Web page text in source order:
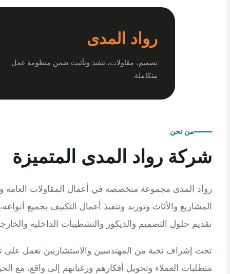
رواد المدى
تصميم، مقاولات، تنفيذ وتأثيث ضمن منظومة عمل
من نحن
رواد المدى المتميزة
المدى مجموعة متخصصة في أعمال المقاولات العامة وتنفيذ
والأثاث وتوريد وتنفيذ أعمال التكييف بجميع أنواعه، مع
حلول التصميم والديكور والتشطيبات الداخلية والخارجية.
إشراف نخبة من المهندسين والاستشاريين نعمل على تلبية
العملاء وتحويل أفكارهم ورغباتهم إلى واقع، مع الحرص